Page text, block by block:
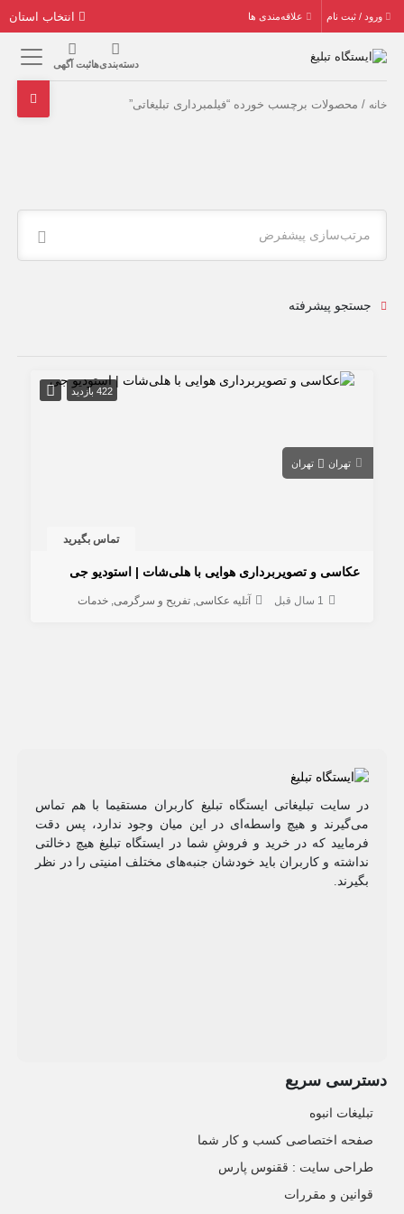
ورود / ثبت نام علاقه‌مندی ها
دسته‌بندی‌هاثبت آگهی
خانه / محصولات برچسب خورده “فیلمبرداری تبلیغاتی”
مرتب‌سازی پیشفرض
جستجو پیشرفته
422 بازدید
تهران تهران
تماس بگیرید
عکاسی و تصویربرداری هوایی با هلی‌شات | استودیو جی
1 سال قبل آتلیه عکاسی تفریح و سرگرمی خدمات
در سایت تبلیغاتی ایستگاه تبلیغ کاربران مستقیما با هم تماس
می‌گیرند و هیچ واسطه‌ای در این میان وجود ندارد، پس دقت
فرمایید که در خرید و فروشِ شما در ایستگاه تبلیغ هیچ دخالتی
نداشته و کاربران باید خودشان جنبه‌های مختلف امنیتی را در نظر
بگیرند.
دسترسی سریع
تبلیغات انبوه
صفحه اختصاصی کسب و کار شما
طراحی سایت :‌ ققنوس پارس
قوانین و مقررات